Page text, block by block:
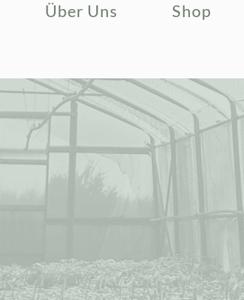
Über Uns Shop